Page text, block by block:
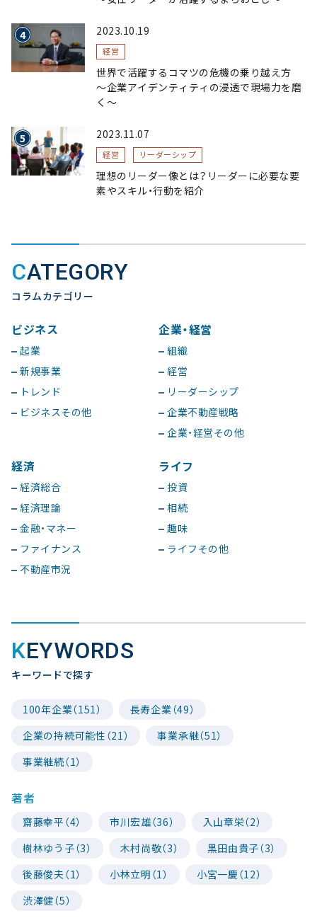
2023.10.19
経営
世界で活躍するコマツの危機の乗り越え方
〜企業アイデンティティの浸透で現場力を磨
く〜
2023.11.07
経営 リーダーシップ
理想のリーダー像とは？リーダーに必要な要
素やスキル・行動を紹介
CATEGORY
コラムカテゴリー
ビジネス
起業
新規事業
トレンド
ビジネスその他
企業・経営
組織
経営
リーダーシップ
企業不動産戦略
企業・経営その他
経済
経済総合
経済理論
金融・マネー
ファイナンス
不動産市況
ライフ
投資
相続
趣味
ライフその他
KEYWORDS
キーワードで探す
100年企業（151）
長寿企業（49）
企業の持続可能性（21）
事業承継（51）
事業継続（1）
著者
齋藤幸平（4） 市川宏雄（36）
入山章栄（2）
樹林ゆう子（3）
木村尚敬（3）
黒田由貴子（3）
後藤俊夫（1）
小林立明（1）
小宮一慶（12）
渋澤健（5）